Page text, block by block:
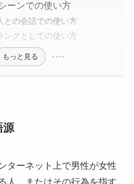
ーンでの使い方
との会話での使い方
ングとしての使い方
もっと見る
源
ターネット上で男性が女性
人、またはその行為を指す